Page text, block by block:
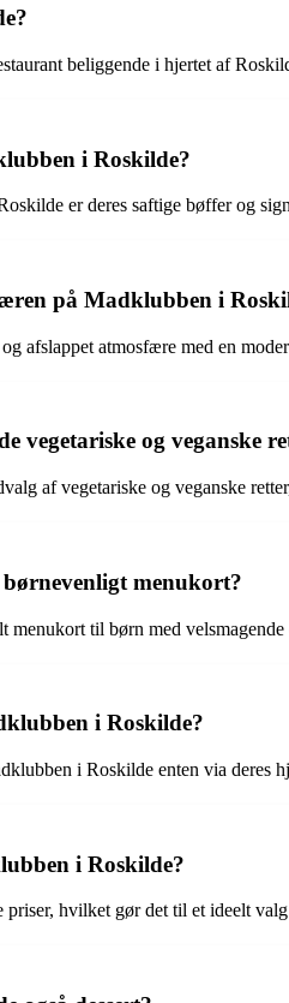
beliggende i hjertet af
i Roskilde?
er deres saftige bøffer og
på Madklubben i
afslappet atmosfære med en
vegetariske og veganske
af vegetariske og veganske
menukort?
menukort til børn med
i Roskilde?
i Roskilde enten via deres
i Roskilde?
hvilket gør det til et ideelt